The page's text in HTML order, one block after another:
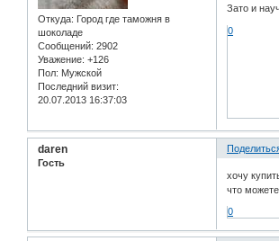
Откуда: Город где таможня в
шоколаде
Сообщений: 2902
Уважение: +126
Пол: Мужской
Последний визит:
20.07.2013 16:37:03
Зато и
0
daren
Гость
хочу
что
0